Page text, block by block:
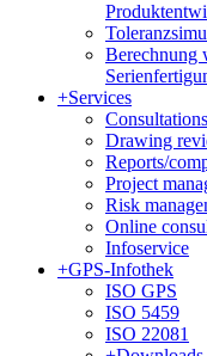
Berechnung
+Services
Consultations
Drawing
Reports/
Project
Risk
Online
Infoservice
+GPS-Infothek
ISO GPS
ISO 5459
ISO 22081